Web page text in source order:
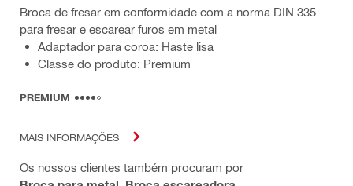
Broca de fresar em conformidade com a norma DIN 335
para fresar e escarear furos em metal
Adaptador para coroa: Haste lisa
Classe do produto: Premium
PREMIUM
MAIS INFORMAÇÕES
Os nossos clientes também procuram por